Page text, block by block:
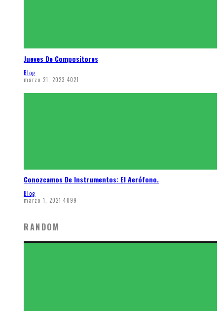
Jueves De Compositores
Blog
marzo 21, 2023 4021
Conozcamos De Instrumentos: El Aerófono.
Blog
marzo 1, 2021 4099
RANDOM